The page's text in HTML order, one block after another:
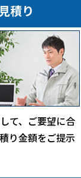
積り
て、ご要望に合
り金額をご提示